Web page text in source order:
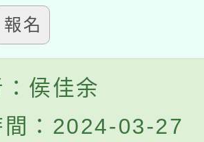
報名
侯佳余
間：2024-03-27